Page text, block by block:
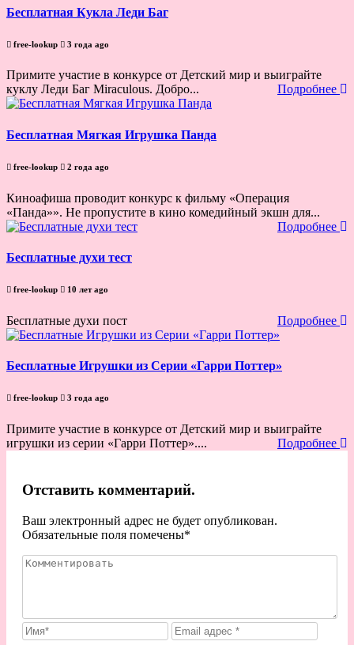
Бесплатная Кукла Леди Баг
free-lookup 3 года ago
Примите участие в конкурсе от Детский мир и выиграйте
куклу Леди Баг Miraculous. Добро...
Подробнее
Бесплатная Мягкая Игрушка Панда
free-lookup 2 года ago
Киноафиша проводит конкурс к фильму «Операция
«Панда»». Не пропустите в кино комедийный экшн для...
Подробнее
Бесплатные духи тест
free-lookup 10 лет ago
Бесплатные духи пост Подробнее
Бесплатные Игрушки из Серии «Гарри Поттер»
free-lookup 3 года ago
Примите участие в конкурсе от Детский мир и выиграйте
игрушки из серии «Гарри Поттер»....
Подробнее
Отставить комментарий.
Ваш электронный адрес не будет опубликован.
Обязательные поля помечены*